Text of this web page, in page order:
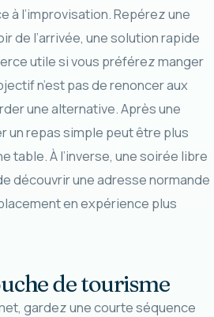
à l’improvisation. Repérez une
de l’arrivée, une solution rapide
utile si vous préférez manger
n’est pas de renoncer aux
une alternative. Après une
un repas simple peut être plus
table. À l’inverse, une soirée libre
découvrir une adresse normande
en expérience plus
de tourisme
gardez une courte séquence